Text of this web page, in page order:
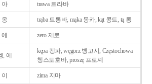
아 trawa 트라바
옹 trąba 트롱바, mąka 몽카, kąt 콩트, tą 통
에 zero 제로
, 에
kępa 켕파, węgorz 벵고시, Częstochowa
쳉스토호바, proszę 프로셰
이 zima 지마